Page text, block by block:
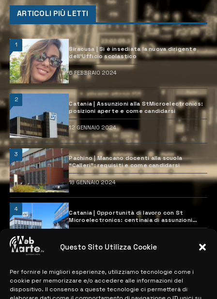
Questo Sito Utilizza Cookie
Per fornire le migliori esperienze, utilizziamo tecnologie come i
cookie per memorizzare e/o accedere alle informazioni del
dispositivo. Il consenso a queste tecnologie ci permetterà di
ARTICOLI PIÙ LETTI
1
Siracusa | Si è insediata la nuova dirigente
dell’Ufficio scolastico
6 FEBBRAIO 2024
2
Catania | Assunzioni alla StMicroelectronics:
posizioni aperte e come candidarsi
12 GENNAIO 2024
3
Pachino | Mancano docenti alla scuola
“Calleri”: requisiti e come candidarsi
18 GENNAIO 2024
4
Catania | Opportunità di lavoro con St
Microelectronics: centinaia di assunzioni
previste
MAPPA DEL SITO